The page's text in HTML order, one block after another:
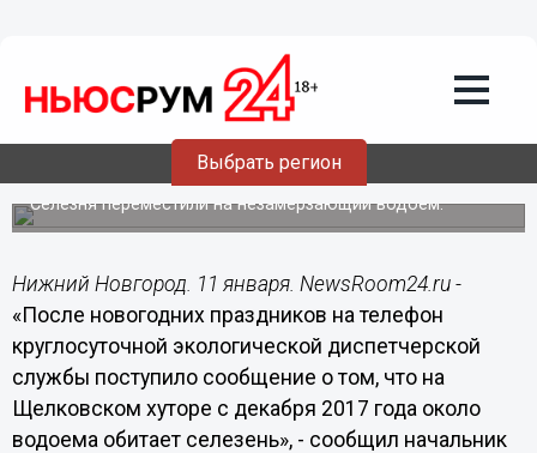
Выбрать регион
11.01.201813:52
Замерзающего селезня дикой утки
спасли в Нижнем Новгороде
Селезня переместили на незамерзающий водоем.
Нижний Новгород. 11 января. NewsRoom24.ru -
«После новогодних праздников на телефон
круглосуточной экологической диспетчерской
службы поступило сообщение о том, что на
Щелковском хуторе с декабря 2017 года около
водоема обитает селезень», - сообщил начальник